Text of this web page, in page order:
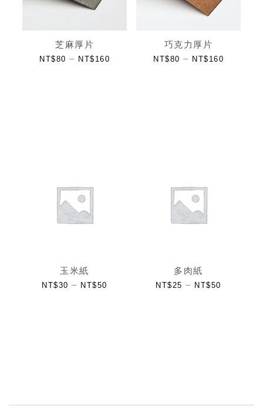
芝麻厚片
NT$80 – NT$ 160
巧克力厚片
NT$80 – NT$ 160
玉米紙
NT$30 – NT$50
多肉紙
NT$ 25 – NT$50